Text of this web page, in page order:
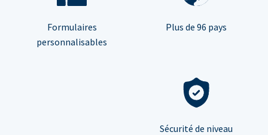
Formulaires
personnalisables
Plus de 96 pays
Sécurité de niveau